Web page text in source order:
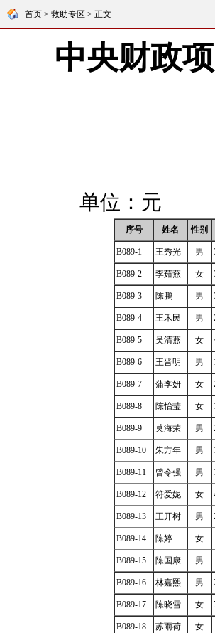
首页 > 救助专区 > 正文
中央财政
单位：元
序号 姓名 性别
B089-1 王秀光 男
B089-2 李茹燕 女
B089-3 陈鹏 男
B089-4 王禾民 男
B089-5 吴清燕 女
B089-6 王晋明 男
B089-7 蒲李妍 女
B089-8 陈怡莹 女
B089-9 莫海荣 男
B089-10 朱方年 男
B089-11 曾令强 男
B089-12 符爱妮 女
B089-13 王开树 男
B089-14 陈婷 女
B089-15 陈国康 男
B089-16 林嘉熙 男
B089-17 陈晓雪 女
B089-18 苏雨荷 女